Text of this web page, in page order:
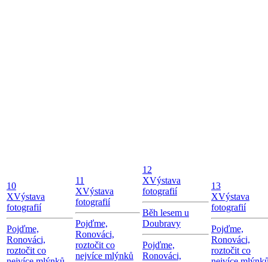
10
XVýstava
fotografií
Pojďme,
Ronováci,
roztočit co
11
XVýstava
fotografií
Pojďme,
Ronováci,
roztočit co
nejvíce mlýnků
12
XVýstava
fotografií
Běh lesem u
Doubravy
Pojďme,
Ronováci,
13
XVýstava
fotografií
Pojďme,
Ronováci,
roztočit co